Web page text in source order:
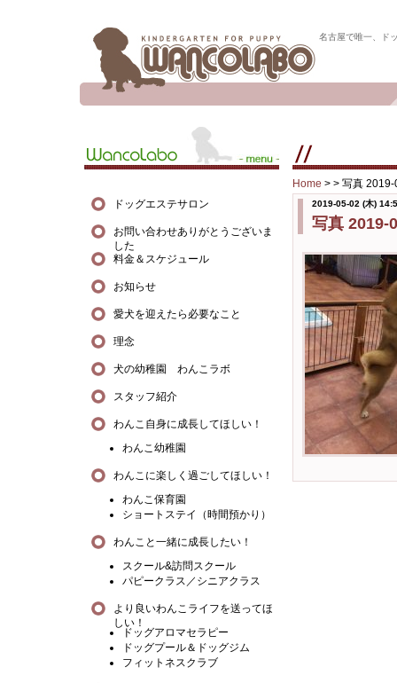
名古屋で唯一、ド
Home > > 写真
2019-05-02 (木)
写真 2019-
ドッグエステサロン
お問い合わせありがとうございま
した
料金＆スケジュール
お知らせ
愛犬を迎えたら必要なこと
理念
犬の幼稚園 わんこラボ
スタッフ紹介
わんこ自身に成長してほしい！
わんこ幼稚園
わんこに楽しく過ごしてほしい！
わんこ保育園
ショートステイ（時間預かり）
わんこと一緒に成長したい！
スクール&訪問スクール
パピークラス／シニアクラス
より良いわんこライフを送ってほ
しい！
ドッグアロマセラピー
ドッグプール＆ドッグジム
フィットネスクラブ